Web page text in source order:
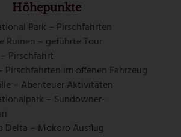
Höhepunkte
Park – Pirschfahrten
Ruinen – geführte Tour
Pirschfahrt
Pirschfahrten im offenen Fahrzeug
– Abenteuer Aktivitäten
– Sundowner-
Delta – Mokoro Ausflug